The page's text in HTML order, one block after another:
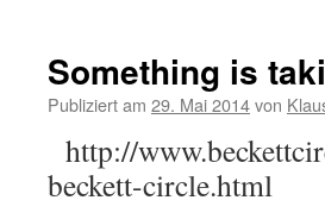
Something is
Publiziert am 29. Mai 2014von
http://
beckett-circle.html